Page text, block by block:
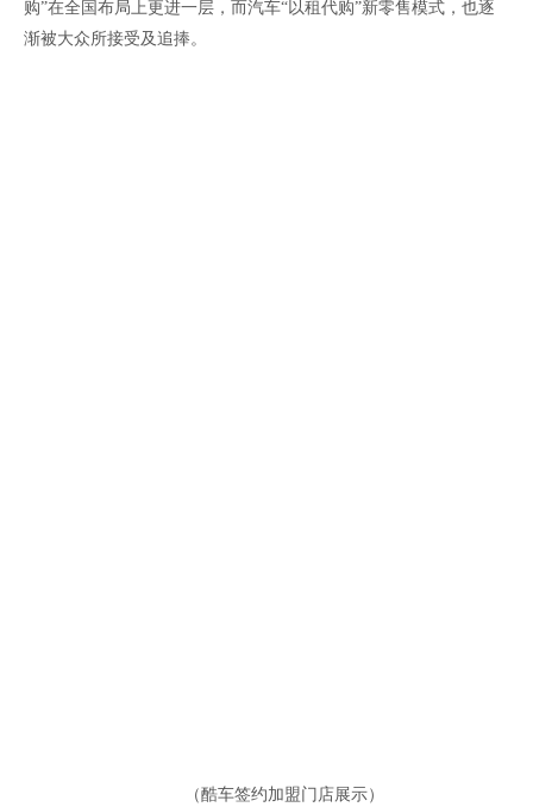
购”在全国布局上更进一层，而汽车“以租代购”新零售模式，也逐
渐被大众所接受及追捧。
（酷车签约加盟门店展示）